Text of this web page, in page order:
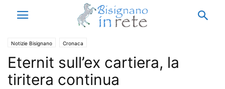
Notizie Bisignano Cronaca
Eternit sull’ex cartiera, la
tiritera continua